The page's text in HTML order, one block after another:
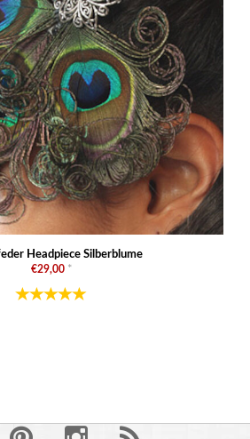
Headpiece Silberblume
€29,00 *